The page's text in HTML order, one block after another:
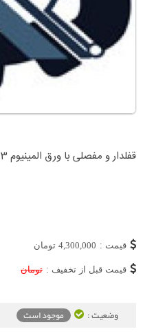
قفلدار و مفصلی با ورق المینیوم 3 میل 12 پله
قیمت : 4,300,000 تومان
قیمت قبل از تخفیف : تومان
وضعیت : موجود است